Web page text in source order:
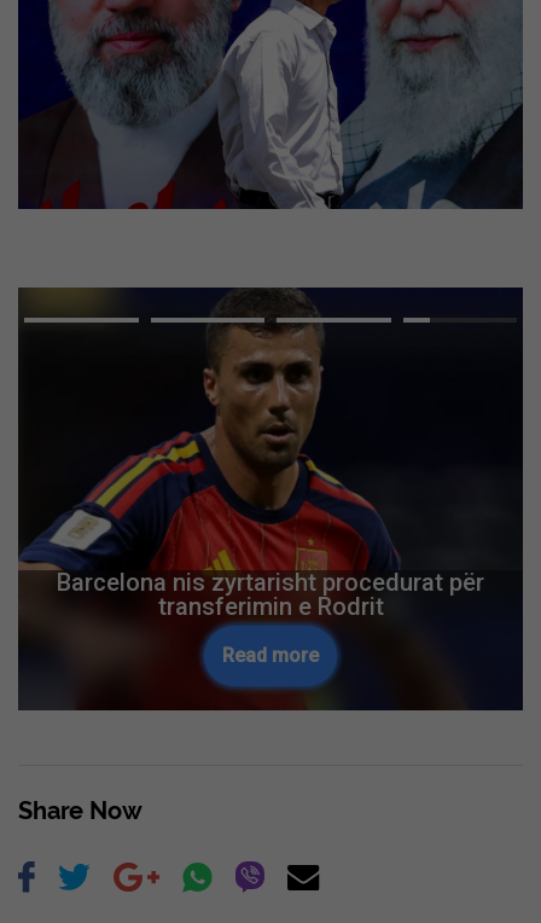
Barcelona nis zyrtarisht procedurat për
transferimin e Rodrit
Read more
Share Now